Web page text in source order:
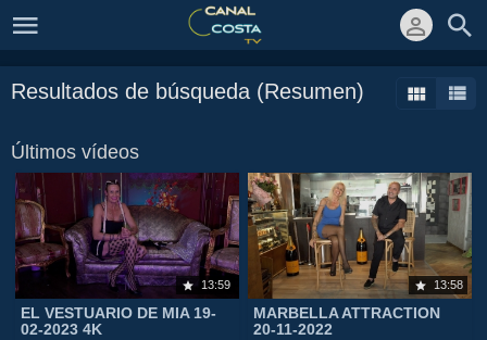
Resultados de búsqueda (Resumen)
Últimos vídeos
13:59
EL VESTUARIO DE MIA 19-
02-2023 4K
13:58
MARBELLA ATTRACTION
20-11-2022